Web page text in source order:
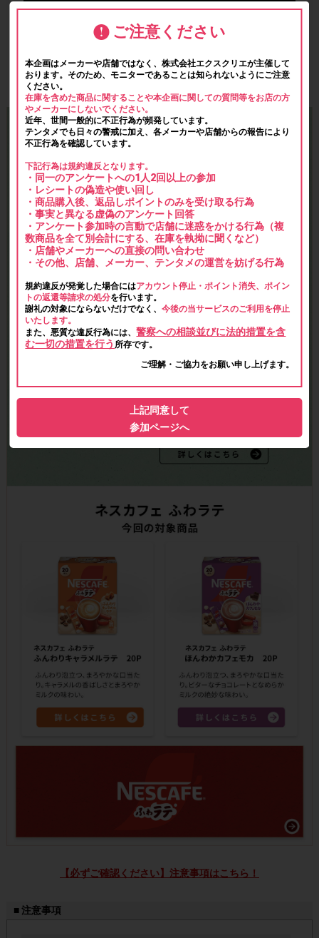
【必ずご確認ください】注意事項はこちら！
■ 注意事項
ご注意ください
本企画はメーカーや店舗ではなく、株式会社エクスクリエが主催して
おります。そのため、モニターであることは知られないようにご注意
ください。
在庫を含めた商品に関することや本企画に関しての質問等をお店の方
やメーカーにしないでください。
近年、世間一般的に不正行為が頻発しています。
テンタメでも日々の警戒に加え、各メーカーや店舗からの報告により
不正行為を確認しています。
下記行為は規約違反となります。
・同一のアンケートへの1人2回以上の参加
・レシートの偽造や使い回し
・商品購入後、返品しポイントのみを受け取る行為
・事実と異なる虚偽のアンケート回答
・アンケート参加時の言動で店舗に迷惑をかける行為（複
数商品を全て別会計にする、在庫を執拗に聞くなど）
・店舗やメーカーへの直接の問い合わせ
・その他、店舗、メーカー、テンタメの運営を妨げる行為
規約違反が発覚した場合にはアカウント停止・ポイント消失、ポイン
トの返還等請求の処分を行います。
謝礼の対象にならないだけでなく、今後の当サービスのご利用を停止
いたします。
また、悪質な違反行為には、警察への相談並びに法的措置を含
む一切の措置を行う 所存です。
ご理解・ご協力をお願い申し上げます。
上記同意して
参加ページへ